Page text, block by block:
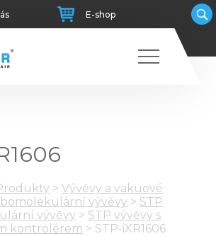
E-shop
> Vývěvy a vakuové
vývěvy > STP
vývěvy > STP vývěvy s
kontrolérem > STP-iXR1606